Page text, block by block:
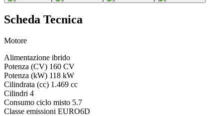
Scheda Tecnica
Motore
Alimentazione ibrido
Potenza (CV) 160 CV
Potenza (kW) 118 kW
Cilindrata (cc) 1.469 cc
Cilindri 4
Consumo ciclo misto 5.7
Classe emissioni EURO6D